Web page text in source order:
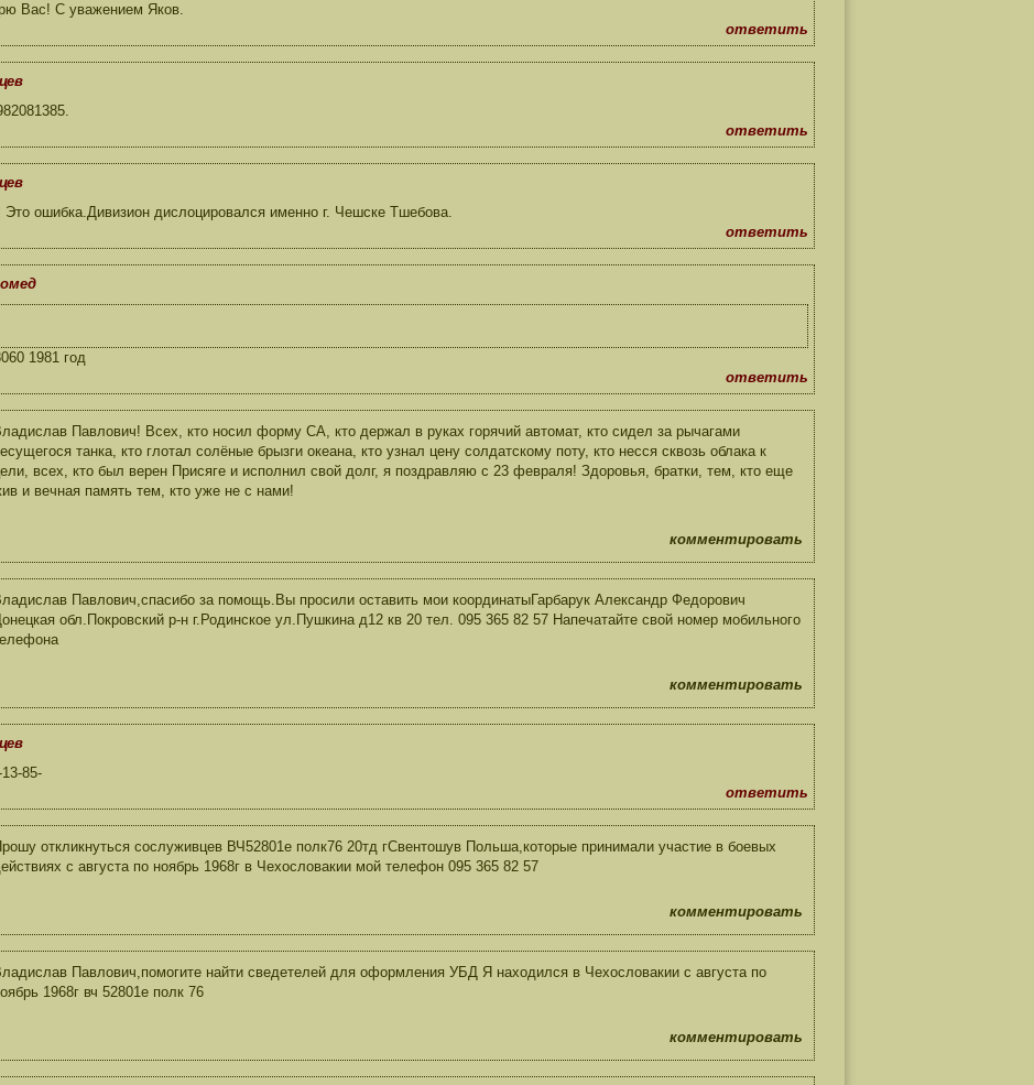
Вас! С уважением Яков.
ответить
ответить
ошибка.Дивизион дислоцировался именно г. Чешске Тшебова.
ответить
1981 год
ответить
Павлович! Всех, кто носил форму СА, кто держал в руках горячий автомат, кто сидел за рычагами
танка, кто глотал солёные брызги океана, кто узнал цену солдатскому поту, кто несся сквозь облака к
всех, кто был верен Присяге и исполнил свой долг, я поздравляю с 23 февраля! Здоровья, братки, тем, кто еще
и вечная память тем, кто уже не с нами!
комментировать
Павлович,спасибо за помощь.Вы просили оставить мои координатыГарбарук Александр Федорович
обл.Покровский р-н г.Родинское ул.Пушкина д12 кв 20 тел. 095 365 82 57 Напечатайте свой номер мобильного
комментировать
85-
ответить
откликнуться сослуживцев ВЧ52801е полк76 20тд гСвентошув Польша,которые принимали участие в боевых
с августа по ноябрь 1968г в Чехословакии мой телефон 095 365 82 57
комментировать
Павлович,помогите найти сведетелей для оформления УБД Я находился в Чехословакии с августа по
1968г вч 52801е полк 76
комментировать